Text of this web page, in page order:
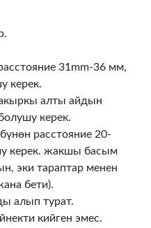
31mm-36 мм,
керек.
алты айдын
керек.
расстояние 20-
керек. жакшы басым
эки тараптар менен
бети).
алып турат.
кийген эмес.